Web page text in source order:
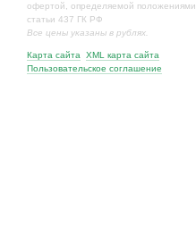
офертой, определяемой положениями
статьи 437 ГК РФ
Все цены указаны в рублях.
Карта сайта
XML карта сайта
Пользовательское соглашение